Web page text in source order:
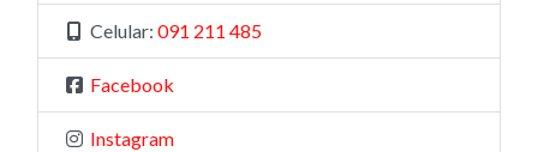
Celular: 091 211 485
Facebook
Instagram